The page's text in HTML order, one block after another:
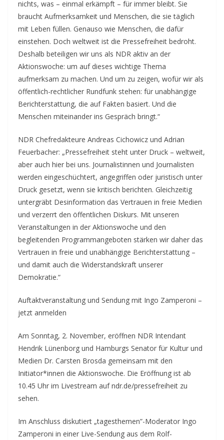
nichts, was – einmal erkämpft – für immer bleibt. Sie
braucht Aufmerksamkeit und Menschen, die sie täglich
mit Leben füllen. Genauso wie Menschen, die dafür
einstehen. Doch weltweit ist die Pressefreiheit bedroht.
Deshalb beteiligen wir uns als NDR aktiv an der
Aktionswoche: um auf dieses wichtige Thema
aufmerksam zu machen. Und um zu zeigen, wofür wir als
öffentlich-rechtlicher Rundfunk stehen: für unabhängige
Berichterstattung, die auf Fakten basiert. Und die
Menschen miteinander ins Gespräch bringt.“
NDR Chefredakteure Andreas Cichowicz und Adrian
Feuerbacher: „Pressefreiheit steht unter Druck – weltweit,
aber auch hier bei uns. Journalistinnen und Journalisten
werden eingeschüchtert, angegriffen oder juristisch unter
Druck gesetzt, wenn sie kritisch berichten. Gleichzeitig
untergräbt Desinformation das Vertrauen in freie Medien
und verzerrt den öffentlichen Diskurs. Mit unseren
Veranstaltungen in der Aktionswoche und den
begleitenden Programmangeboten stärken wir daher das
Vertrauen in freie und unabhängige Berichterstattung –
und damit auch die Widerstandskraft unserer
Demokratie.“
Auftaktveranstaltung und Sendung mit Ingo Zamperoni –
jetzt anmelden
Am Sonntag, 2. November, eröffnen NDR Intendant
Hendrik Lünenborg und Hamburgs Senator für Kultur und
Medien Dr. Carsten Brosda gemeinsam mit den
Initiator*innen die Aktionswoche. Die Eröffnung ist ab
10.45 Uhr im Livestream auf ndr.de/pressefreiheit zu
sehen.
Im Anschluss diskutiert „tagesthemen”-Moderator Ingo
Zamperoni in einer Live-Sendung aus dem Rolf-